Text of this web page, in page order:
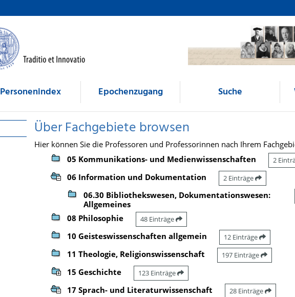
Personenindex Epochenzugang Suche
Über Fachgebiete browsen
Hier können Sie die Professoren und Professorinnen nach Ihrem
05 Kommunikations- und Medienwissenschaften
2
06 Information und Dokumentation 2 Einträge
06.30 Bibliothekswesen, Dokumentationswesen:
Allgemeines
08 Philosophie 48 Einträge
10 Geisteswissenschaften allgemein 12 Einträge
11 Theologie, Religionswissenschaft 197 Einträge
15 Geschichte 123 Einträge
17 Sprach- und Literaturwissenschaft 28 Einträge